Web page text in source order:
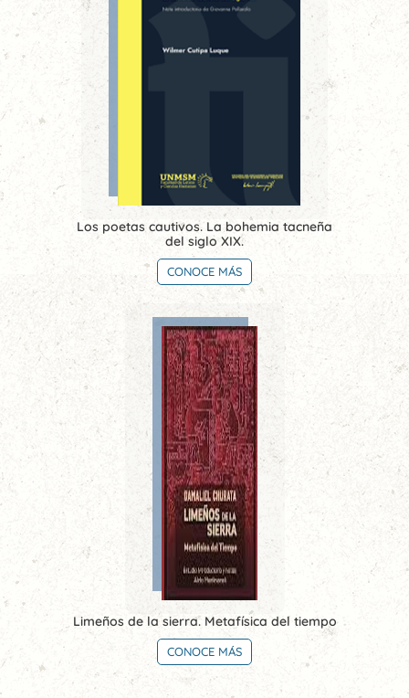
Los poetas cautivos. La bohemia tacneña
del siglo XIX.
CONOCE MÁS
Limeños de la sierra. Metafísica del tiempo
CONOCE MÁS